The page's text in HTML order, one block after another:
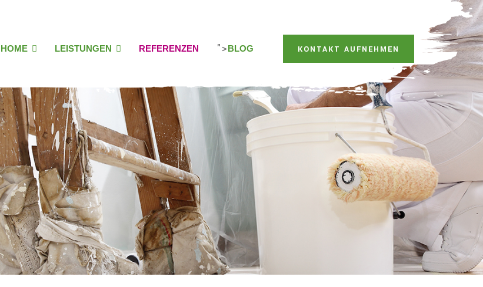
HOME LEISTUNGEN REFE­­R­EN­ZEN ">BLOG KONTAKT AUFNEHMEN